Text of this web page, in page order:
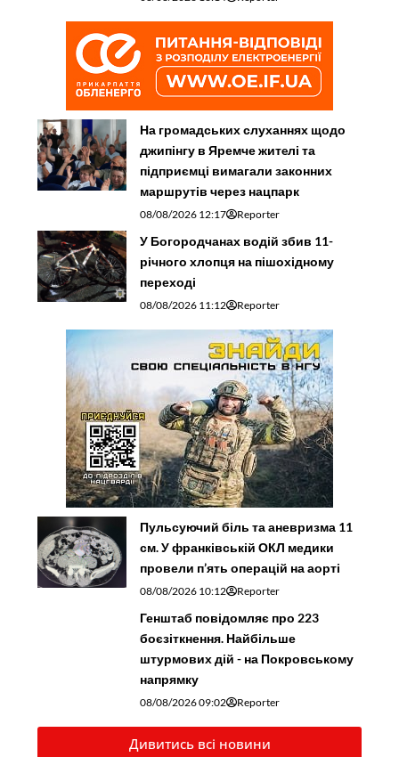
На громадських слуханнях щодо
джипінгу в Яремче житeлі та
підприємці вимагали законних
маршрутів через нацпарк
08/08/2026 12:17 Reporter
У Богородчанах водій збив 11-
річного хлопця на пішохідному
переході
08/08/2026 11:12 Reporter
Пульсуючий біль та аневризма 11
см. У франківській ОКЛ медики
провели п’ять операцій на аорті
08/08/2026 10:12 Reporter
Генштаб повідомляє про 223
боєзіткнення. Найбільше
штурмових дій - на Покровському
напрямку
08/08/2026 09:02 Reporter
Дивитись всі новини